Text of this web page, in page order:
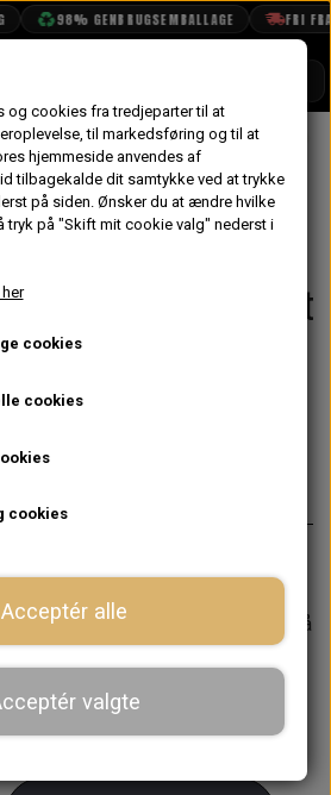
98% GENBRUGSEMBALLAGE FRI
Undervogn & Styrtøj For
Forbro Gummi
Tværvange/Midt
Rund 1976-> -
Poly
64,00 kr.
Forventet leveringstid:
Varen er på
lager. 1-2 dages leveringstid
−
og cookies fra tredjeparter til at
til markedsføring og til at
hjemmeside anvendes af
tilbagekalde dit samtykke ved at trykke
på siden. Ønsker du at ændre hvilke
tryk på "Skift mit cookie valg" nederst i
cookies
cookies
cookies
Acceptér alle
valgte